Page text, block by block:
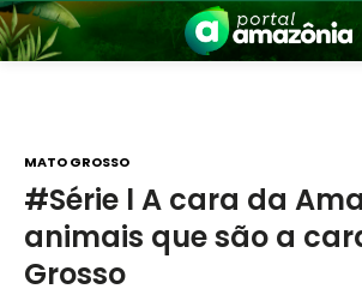
MATO GROSSO
#Série l A cara da
animais que são a
Grosso